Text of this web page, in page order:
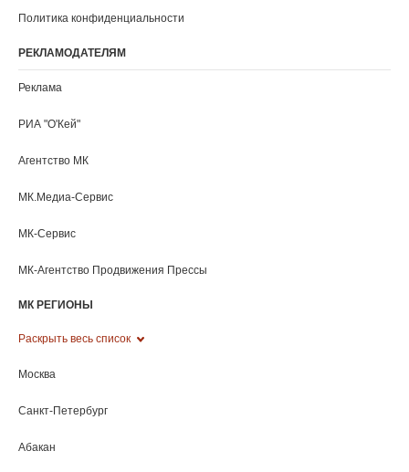
Политика конфиденциальности
РЕКЛАМОДАТЕЛЯМ
Реклама
РИА "O'Кей"
Агентство МК
МК.Медиа-Сервис
МК-Сервис
МК-Агентство Продвижения Прессы
МК РЕГИОНЫ
Раскрыть весь список
Москва
Санкт-Петербург
Абакан